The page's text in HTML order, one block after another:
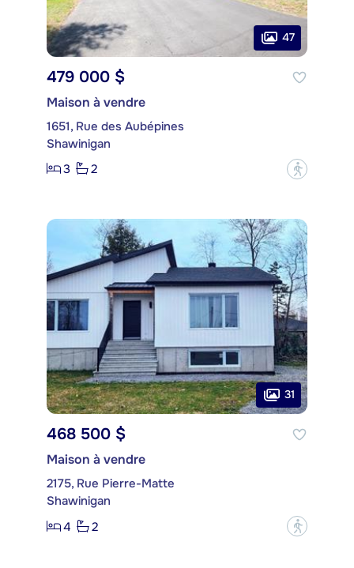
47
479 000 $
Maison à vendre
1651, Rue des Aubépines
Shawinigan
3
2 ?
31
468 500 $
Maison à vendre
2175, Rue Pierre-Matte
Shawinigan
4
2 ?